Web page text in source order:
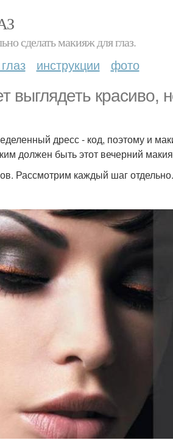
сделать макияж для глаз.
инструкции фото
выглядеть красиво,
дресс - код, поэтому и
должен быть этот вечерний
Рассмотрим каждый шаг отдельно.